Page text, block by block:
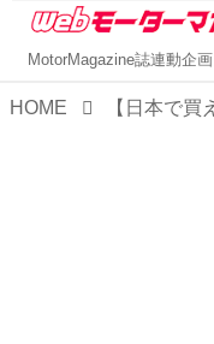
MotorMagazine誌連動企画
HOME